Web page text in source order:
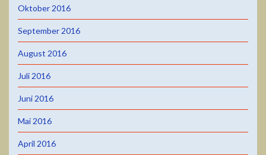
Oktober 2016
September 2016
August 2016
Juli 2016
Juni 2016
Mai 2016
April 2016